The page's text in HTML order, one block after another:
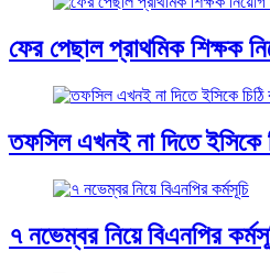
ফের পেছাল প্রাথমিক শিক্ষক
তফসিল এখনই না দিতে ইসিকে
৭ নভেম্বর নিয়ে বিএনপির